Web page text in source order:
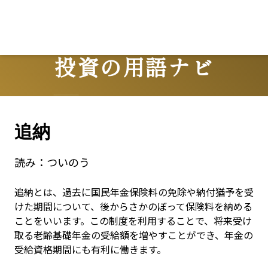
投資の用語ナビ
Terms
追納
読み： ついのう
追納とは、過去に国民年金保険料の免除や納付猶予を受
けた期間について、後からさかのぼって保険料を納める
ことをいいます。この制度を利用することで、将来受け
取る老齢基礎年金の受給額を増やすことができ、年金の
受給資格期間にも有利に働きます。